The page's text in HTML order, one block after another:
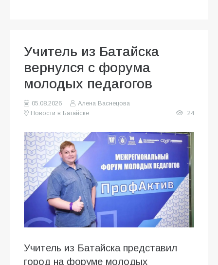
Учитель из Батайска
вернулся с форума
молодых педагогов
05.08.2026
Алена Васнецова
Новости в Батайске
24
Учитель из Батайска представил
город на форуме молодых